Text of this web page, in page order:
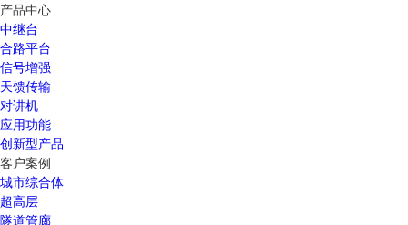
产品中心
中继台
合路平台
信号增强
天馈传输
对讲机
应用功能
创新型产品
客户案例
城市综合体
超高层
隧道管廊